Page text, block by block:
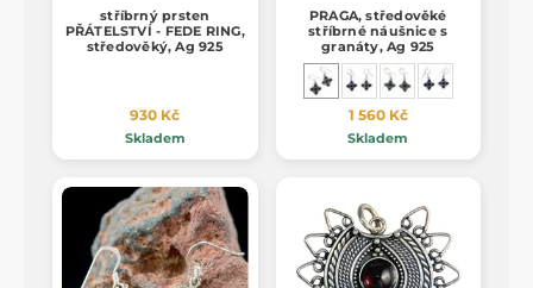
stříbrný prsten
PŘÁTELSTVÍ - FEDE RING,
středověký, Ag 925
930 Kč
Skladem
PRAGA, středověké
stříbrné náušnice s
granáty, Ag 925
1 560 Kč
Skladem